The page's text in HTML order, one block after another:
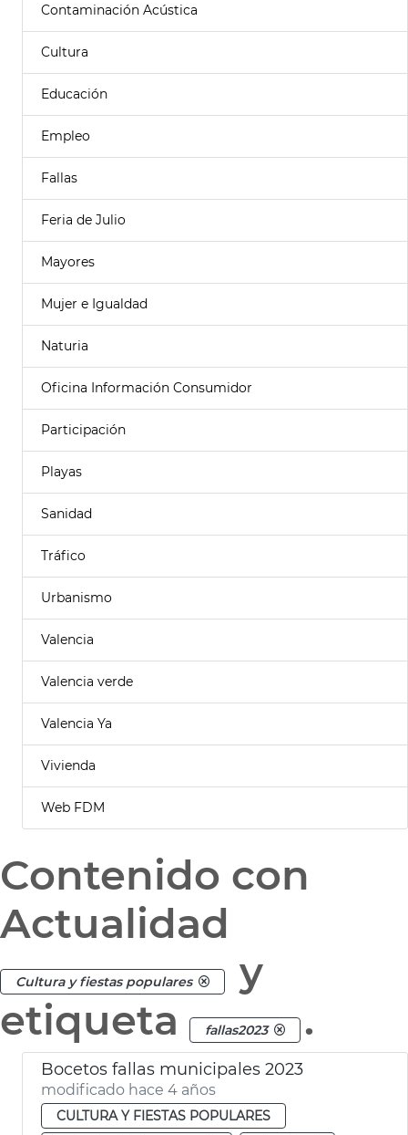
Contaminación Acústica
Cultura
Educación
Empleo
Fallas
Feria de Julio
Mayores
Mujer e Igualdad
Naturia
Oficina Información Consumidor
Participación
Playas
Sanidad
Tráfico
Urbanismo
Valencia
Valencia verde
Valencia Ya
Vivienda
Web FDM
Contenido con
Actualidad
Cultura y fiestas populares
y
etiqueta
fallas2023 .
Bocetos fallas municipales 2023
modificado hace 4 años
CULTURA Y FIESTAS POPULARES